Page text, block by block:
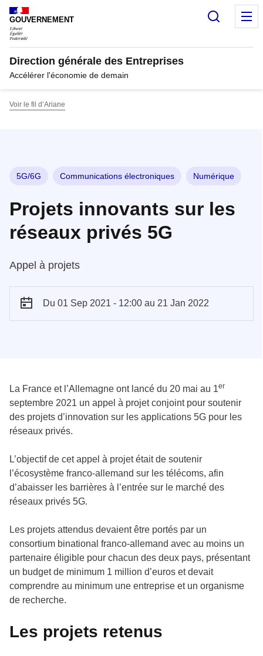
Panneau de gestion des cookies
GOUVERNEMENT
Direction générale des Entreprises
Accélérer l'économie de demain
Voir le fil d’Ariane
5G/6G Communications électroniques Numérique
Projets innovants sur les
réseaux privés 5G
Appel à projets
Du 01 Sep 2021 - 12:00 au 21 Jan 2022
La France et l’Allemagne ont lancé du 20 mai au 1er
septembre 2021 un appel à projet conjoint pour soutenir
des projets d’innovation sur les applications 5G pour les
réseaux privés.
L’objectif de cet appel à projet était de soutenir
l’écosystème franco-allemand sur les télécoms, afin
d’abaisser les barrières à l’entrée sur le marché des
réseaux privés 5G.
Les projets attendus devaient être portés par un
consortium binational franco-allemand avec au moins un
partenaire éligible pour chacun des deux pays, présentant
un budget de minimum 1 million d’euros et devait
comprendre au minimum une entreprise et un organisme
de recherche.
Les projets retenus